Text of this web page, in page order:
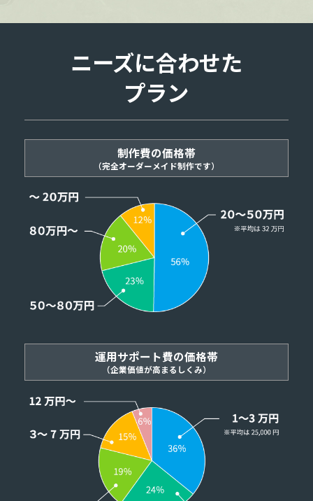
ニーズに合わせた
プラン
制作費の価格帯
（完全オーダーメイド制作です）
運用サポート費の価格帯
（企業価値が高まるしくみ）